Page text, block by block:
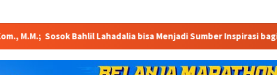
Menjadi Sumber Inspirasi bagi Generasi Muda, Pelaku